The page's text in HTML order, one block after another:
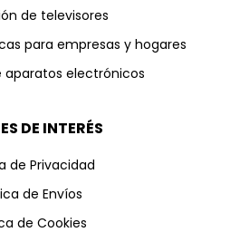
de televisores
para empresas y hogares
aparatos electrónicos
DE INTERÉS
de Privacidad
de Envíos
de Cookies